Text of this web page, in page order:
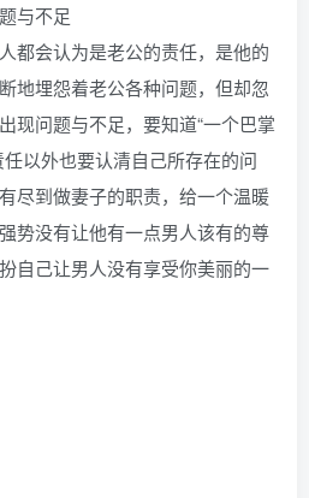
与不足
都会认为是老公的责任，是他的
地埋怨着老公各种问题，但却忽
现问题与不足，要知道“一个巴掌
以外也要认清自己所存在的问
尽到做妻子的职责，给一个温暖
势没有让他有一点男人该有的尊
自己让男人没有享受你美丽的一